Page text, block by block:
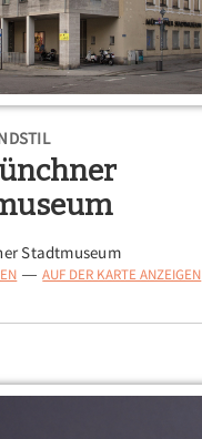
unter
Stadtmuseum
— AUF DER KARTE ANZEIGEN